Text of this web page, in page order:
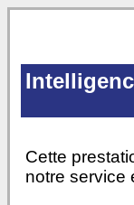
Cette
notre service